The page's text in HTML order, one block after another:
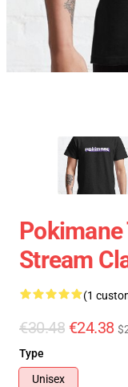
Stream
(1
€30.48 €24.38
Type
Unisex